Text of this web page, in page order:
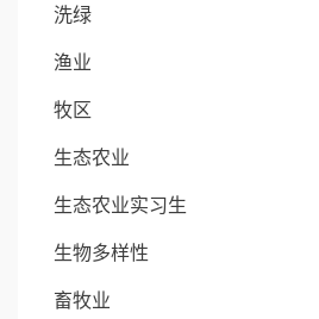
洗绿
渔业
牧区
生态农业
生态农业实习生
生物多样性
畜牧业